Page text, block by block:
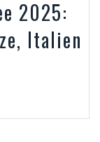
2025:
Italien